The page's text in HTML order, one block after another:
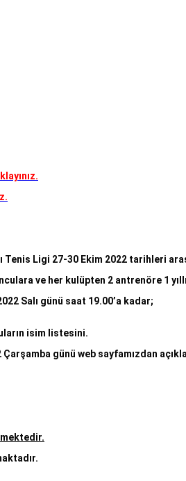
Tenis Ligi 27-30 Ekim 2022 tarihleri
ve her kulüpten 2 antrenöre 1
Salı günü saat 19.00’a kadar;
isim listesini.
günü web sayfamızdan